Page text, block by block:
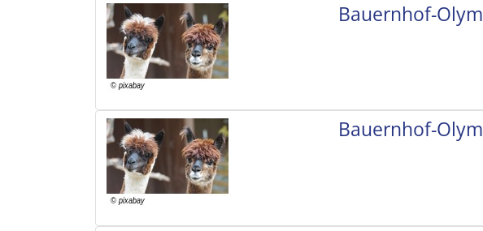
Bauernhof-
Bauernhof-